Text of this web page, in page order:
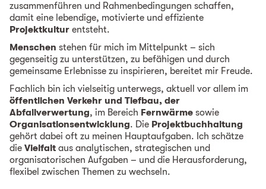
zusammenführen und Rahmenbedingungen schaffen,
damit eine lebendige, motivierte und effiziente
Projektkultur entsteht.
Menschen stehen für mich im Mittelpunkt – sich
gegenseitig zu unterstützen, zu befähigen und durch
gemeinsame Erlebnisse zu inspirieren, bereitet mir Freude.
Fachlich bin ich vielseitig unterwegs, aktuell vor allem im
öffentlichen Verkehr und Tiefbau, der
Abfallverwertung, im Bereich Fernwärme sowie
Organisationsentwicklung. Die Projektbuchhaltung
gehört dabei oft zu meinen Hauptaufgaben. Ich schätze
die Vielfalt aus analytischen, strategischen und
organisatorischen Aufgaben – und die Herausforderung,
flexibel zwischen Themen zu wechseln.